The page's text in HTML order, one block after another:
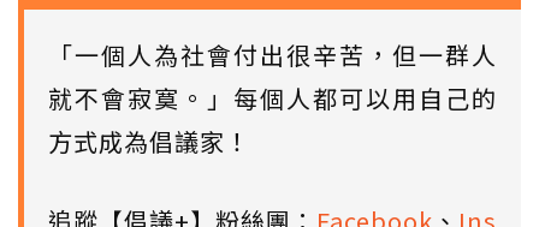
「一個人為社會付出很辛苦，但一群人
就不會寂寞。」每個人都可以用自己的
方式成為倡議家！